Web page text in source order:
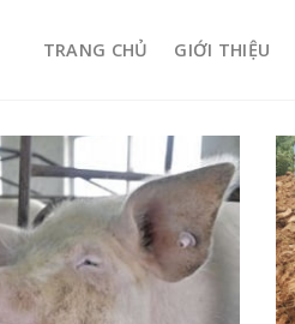
TRANG CHỦ GIỚI THIỆU